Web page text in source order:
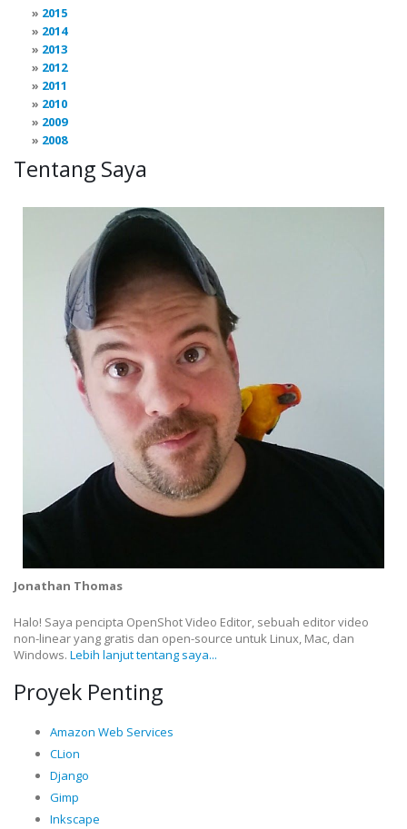
2015
2014
2013
2012
2011
2010
2009
2008
Tentang Saya
Jonathan Thomas
Halo! Saya pencipta OpenShot Video Editor, sebuah editor video
non-linear yang gratis dan open-source untuk Linux, Mac, dan
Windows. Lebih lanjut tentang saya...
Proyek Penting
Amazon Web Services
CLion
Django
Gimp
Inkscape